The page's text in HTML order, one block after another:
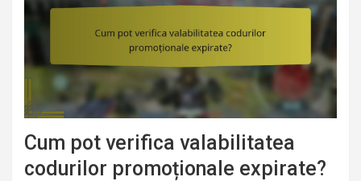
Cum pot verifica valabilitatea
codurilor promoționale expirate?